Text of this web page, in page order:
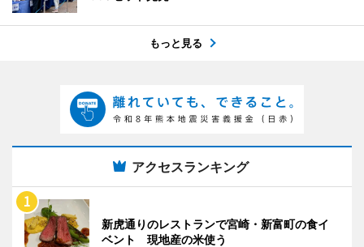
もっと見る
アクセスランキング
新虎通りのレストランで宮崎・新富町の食イ
ベント 現地産の米使う